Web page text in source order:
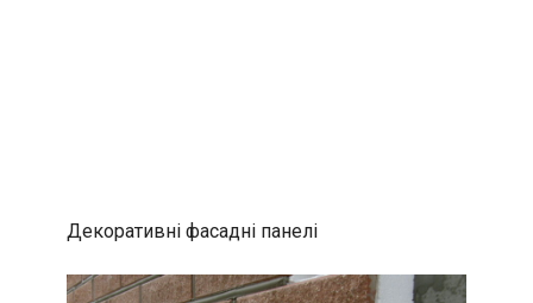
Декоративні фасадні панелі